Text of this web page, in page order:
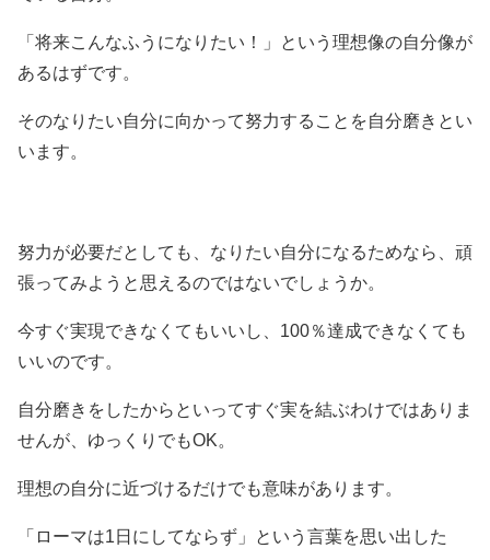
「将来こんなふうになりたい！」という理想像の自分像が
あるはずです。
そのなりたい自分に向かって努力することを自分磨きとい
います。
努力が必要だとしても、なりたい自分になるためなら、頑
張ってみようと思えるのではないでしょうか。
今すぐ実現できなくてもいいし、100％達成できなくても
いいのです。
自分磨きをしたからといってすぐ実を結ぶわけではありま
せんが、ゆっくりでもOK。
理想の自分に近づけるだけでも意味があります。
「ローマは1日にしてならず」という言葉を思い出した